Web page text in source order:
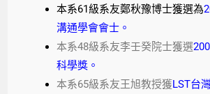
本系61級系友鄭秋豫博士獲選為
溝通學會會士。
本系48級系友李壬癸院士獲選
科學獎。
本系65級系友王旭教授獲LST台